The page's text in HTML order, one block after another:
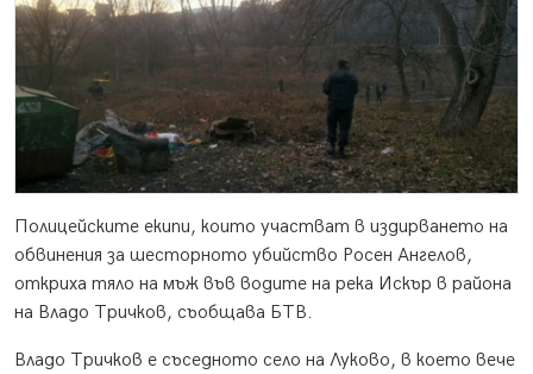
Полицейските екипи, които участват в издирването на
обвинения за шесторното убийство Росен Ангелов,
откриха тяло на мъж във водите на река Искър в района
на Владо Тричков, съобщава БТВ.
Владо Тричков е съседното село на Луково, в което вече